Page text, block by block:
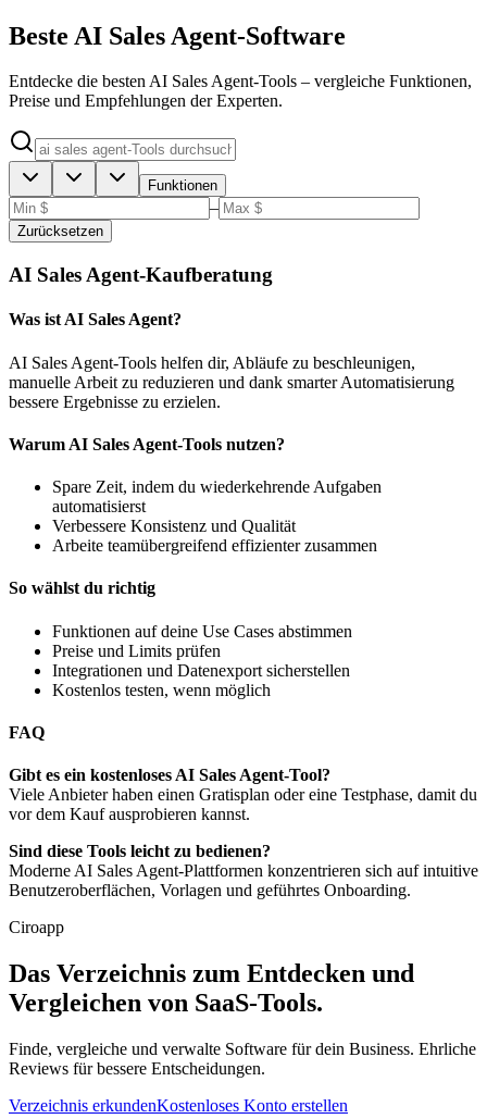
Beste AI Sales Agent-Software
Entdecke die besten AI Sales Agent-Tools – vergleiche Funktionen,
Preise und Empfehlungen der Experten.
Funktionen
–
Zurücksetzen
AI Sales Agent-Kaufberatung
Was ist AI Sales Agent?
AI Sales Agent-Tools helfen dir, Abläufe zu beschleunigen,
manuelle Arbeit zu reduzieren und dank smarter Automatisierung
bessere Ergebnisse zu erzielen.
Warum AI Sales Agent-Tools nutzen?
Spare Zeit, indem du wiederkehrende Aufgaben
automatisierst
Verbessere Konsistenz und Qualität
Arbeite teamübergreifend effizienter zusammen
So wählst du richtig
Funktionen auf deine Use Cases abstimmen
Preise und Limits prüfen
Integrationen und Datenexport sicherstellen
Kostenlos testen, wenn möglich
FAQ
Gibt es ein kostenloses AI Sales Agent-Tool?
Viele Anbieter haben einen Gratisplan oder eine Testphase, damit du
vor dem Kauf ausprobieren kannst.
Sind diese Tools leicht zu bedienen?
Moderne AI Sales Agent-Plattformen konzentrieren sich auf intuitive
Benutzeroberflächen, Vorlagen und geführtes Onboarding.
Ciroapp
Das Verzeichnis zum Entdecken und
Vergleichen von SaaS-Tools.
Finde, vergleiche und verwalte Software für dein Business. Ehrliche
Reviews für bessere Entscheidungen.
Verzeichnis erkundenKostenloses Konto erstellen